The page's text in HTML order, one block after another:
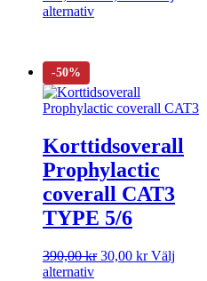
alternativ
Korttidsoverall
Prophylactic
coverall CAT3
TYPE 5/6
390,00kr 30,00 kr Välj
alternativ